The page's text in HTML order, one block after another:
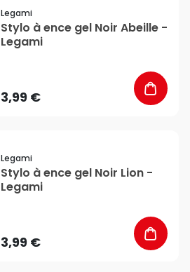
Legami
Stylo à ence gel Noir Abeille -
Legami
3,99 €
Legami
Stylo à ence gel Noir Lion -
Legami
3,99 €